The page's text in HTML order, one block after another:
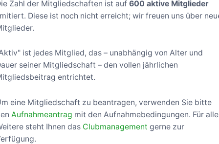
Zahl der Mitgliedschaften ist auf 600 aktive Mitglieder
Diese ist noch nicht erreicht; wir freuen uns über
ist jedes Mitglied, das – unabhängig von Alter und
seiner Mitgliedschaft – den vollen jährlichen
entrichtet.
eine Mitgliedschaft zu beantragen, verwenden Sie bitte
Aufnahmeantrag mit den Aufnahmebedingungen. Für
steht Ihnen das Clubmanagement gerne zur